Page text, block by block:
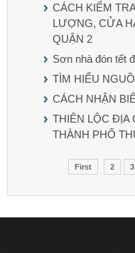
CÁCH KIỂM
LƯỢNG, CỬA
QUẬN 2
Sơn nhà đón tết
TÌM HIỂU
CÁCH NHẬN
THIÊN LỘC ĐỊA
THÀNH PHỐ
First 2 3